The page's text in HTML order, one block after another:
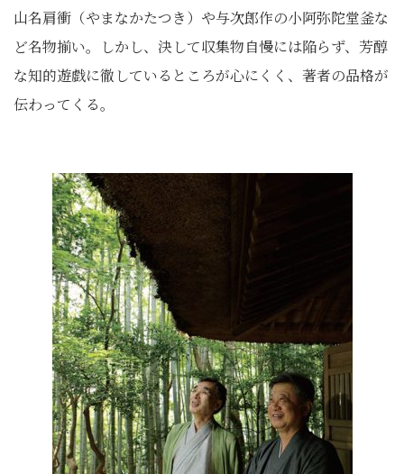
山名肩衝（やまなかたつき）や与次郎作の小阿弥陀堂釜な
ど名物揃い。しかし、決して収集物自慢には陥らず、芳醇
な知的遊戯に徹しているところが心にくく、著者の品格が
伝わってくる。